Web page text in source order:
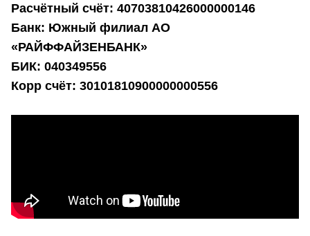
Расчётный счёт: 40703810426000000146
Банк: Южный филиал АО
«РАЙФФАЙЗЕНБАНК»
БИК: 040349556
Корр счёт: 30101810900000000556